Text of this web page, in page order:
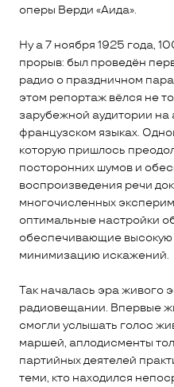
оперы Верди «Аида».
Ну а 7 ноября 1925 года,
прорыв: был проведён
радио о праздничном
этом репортаж вёлся не
зарубежной аудитории на
французском языках.
которую пришлось
посторонних шумов и
воспроизведения речи
многочисленных
оптимальные настройки
обеспечивающие высокую
минимизацию искажений.
Так началась эра живого
радиовещании. Впервые
смогли услышать голос
маршей, аплодисменты
партийных деятелей
теми, кто находился